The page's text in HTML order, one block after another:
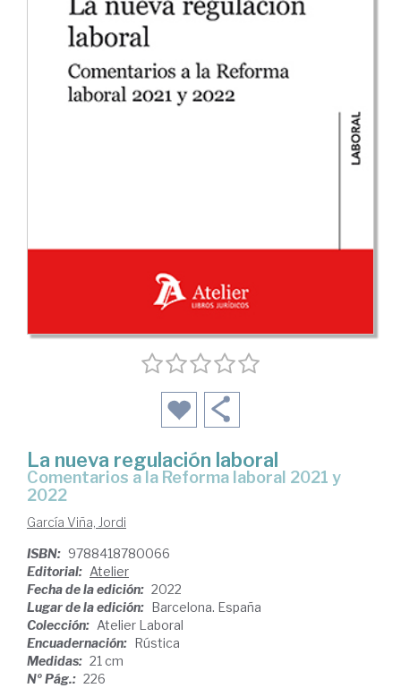
La nueva regulación laboral
comentarios a la Reforma laboral 2021 y
2022
García Viña, Jordi
ISBN: 9788418780066
Editorial: Atelier
Fecha de la edición: 2022
Lugar de la edición: Barcelona. España
Colección: Atelier Laboral
Encuadernación: Rústica
Medidas: 21 cm
Nº Pág.: 226